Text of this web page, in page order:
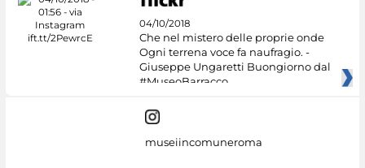
04/10/2018
Che nel mistero delle proprie onde
Ogni terrena voce fa naufragio. -
Giuseppe Ungaretti Buongiorno dal
#MuseoBarracco
museiincomuneroma